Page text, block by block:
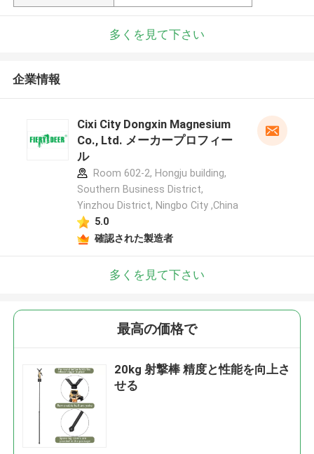
多くを見て下さい
企業情報
Cixi City Dongxin Magnesium
Co., Ltd. メーカープロフィー
ル
Room 602-2, Hongju building,
Southern Business District,
Yinzhou District, Ningbo City ,China
5.0
確認された製造者
多くを見て下さい
最高の価格で
20kg 射撃棒 精度と性能を向上さ
せる